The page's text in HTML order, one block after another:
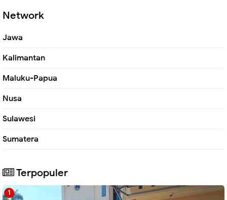
Network
Jawa
Kalimantan
Maluku-Papua
Nusa
Sulawesi
Sumatera
Terpopuler